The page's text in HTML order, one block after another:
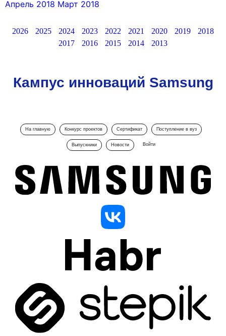
Апрель 2018 Март 2018
2026 2025 2024 2023 2022 2021 2020 2019
2018
2017
2016 2015 2014 2013
Кампус инноваций Samsung
На главную Конкурс проектов Сертификат Поступление в вуз
Выпускники Новости Войти